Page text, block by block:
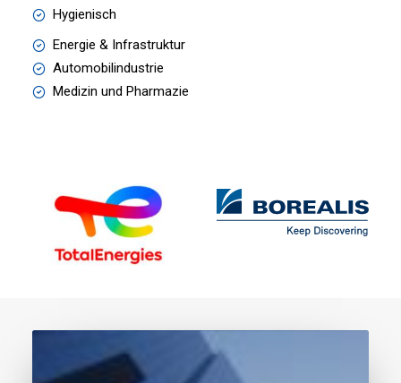
Hygienisch
Energie & Infrastruktur
Automobilindustrie
Medizin und Pharmazie